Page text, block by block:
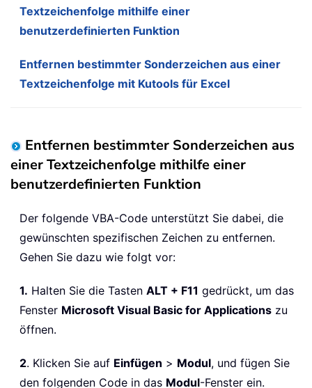
Textzeichenfolge mithilfe einer
benutzerdefinierten Funktion
Entfernen bestimmter Sonderzeichen aus einer
Textzeichenfolge mit Kutools für Excel
Entfernen bestimmter Sonderzeichen aus
einer Textzeichenfolge mithilfe einer
benutzerdefinierten Funktion
Der folgende VBA-Code unterstützt Sie dabei, die
gewünschten spezifischen Zeichen zu entfernen.
Gehen Sie dazu wie folgt vor:
1. Halten Sie die Tasten ALT + F11 gedrückt, um das
Fenster Microsoft Visual Basic for Applications zu
öffnen.
2. Klicken Sie auf Einfügen > Modul, und fügen Sie
den folgenden Code in das Modul-Fenster ein.